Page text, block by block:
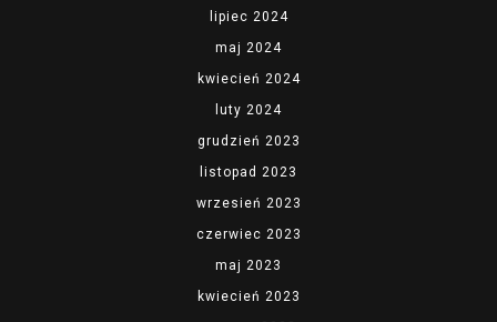
lipiec 2024
maj 2024
kwiecień 2024
luty 2024
grudzień 2023
listopad 2023
wrzesień 2023
czerwiec 2023
maj 2023
kwiecień 2023